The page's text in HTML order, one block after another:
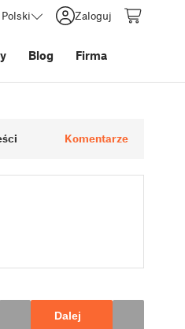
Polski Zaloguj
Blog Firma
Komentarze
Dalej